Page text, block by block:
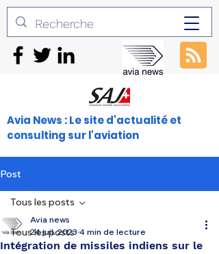
Avia News : Le site d'actualité et
consulting sur l'aviation
Post
Tous les posts
Tous les posts
Intégration de missiles indiens sur le
Avia news
24 juil. 2023 4 min de lecture